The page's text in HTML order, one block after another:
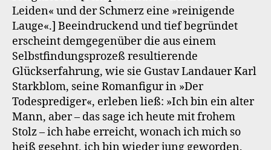
Leiden« und der Schmerz eine »reinigende
Lauge«.] Beeindruckend und tief begründet
erscheint demgegenüber die aus einem
Selbstfindungsprozeß resultierende
Glückserfahrung, wie sie Gustav Landauer Karl
Starkblom, seine Romanfigur in »Der
Todesprediger«, erleben ließ: »Ich bin ein alter
Mann, aber – das sage ich heute mit frohem
Stolz – ich habe erreicht, wonach ich mich so